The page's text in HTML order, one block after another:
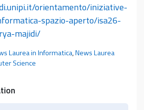
orientamento/iniziative-
spazio-aperto/isa26-
majidi/
Laurea in Informatica,News Laurea
Science